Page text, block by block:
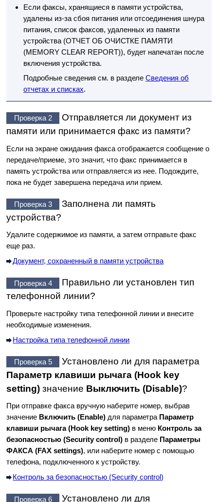
Если факсы, хранящиеся в памяти устройства,
удалены из-за сбоя питания или отсоединения шнура
питания, список факсов, удаленных из памяти
устройства(ОТЧЕТ ОБ ОЧИСТКЕ ПАМЯТИ
(MEMORY CLEAR REPORT)), будет напечатан после
включения устройства.
Подробные сведения см. в разделе Сведения об
отчетах и списках.
Проверка 2
Отправляется ли документ из
памяти или принимается факс из памяти?
Если на экране ожидания факса отображается сообщение о
передаче/приеме, это значит, что факс принимается в
памятьустройства или отправляется из нее. Подождите,
пока не будет завершена передача или прием.
Проверка 3
Заполнена ли память
устройства?
Удалите содержимое из памяти, а затем отправьте факс
еще раз.
Документ, сохраненный в памяти устройства
Проверка 4
Правильно ли установлен тип
телефонной линии?
Проверьте настройку типа телефонной линии и внесите
необходимые изменения.
Настройка типа телефонной линии
Проверка 5
Установлено ли для параметра
Параметр клавиши рычага (Hook key
setting) значение Выключить (Disable)?
При отправке факса вручную наберите номер, выбрав
значение Включить (Enable) для параметра Параметр
клавиши рычага (Hook key setting) в меню Контроль за
безопасностью (Security control) в разделе Параметры
ФАКСА (FAX settings), или наберите номер с помощью
телефона, подключенного кустройству.
Контроль за безопасностью (Security control)
Проверка 6 Установлено ли для